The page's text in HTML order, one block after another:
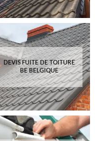
DEVIS FUITE DE TOITURE
BE BELGIQUE